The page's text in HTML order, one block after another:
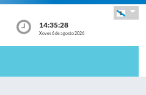
14:35:28
Xoves 6 de agosto 2026